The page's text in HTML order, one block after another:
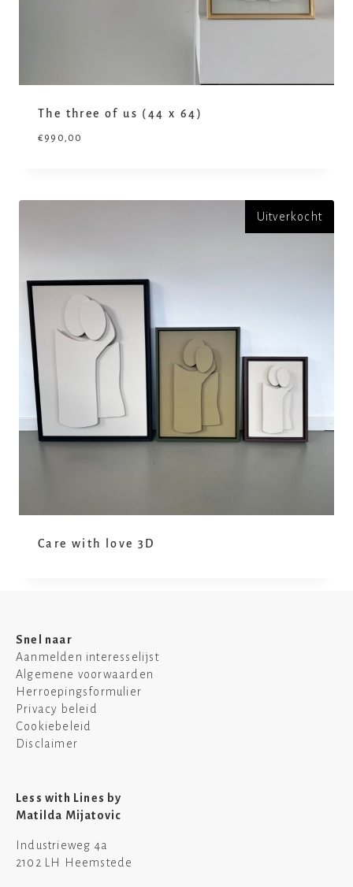
The three of us (44 x 64)
€ 990,00
Uitverkocht
Care with love 3D
Snel naar
Aanmelden interesselijst
Algemene voorwaarden
Herroepingsformulier
Privacy beleid
Cookiebeleid
Disclaimer
Less with Lines by
Matilda Mijatovic
Industrieweg 4a
2102 LH Heemstede